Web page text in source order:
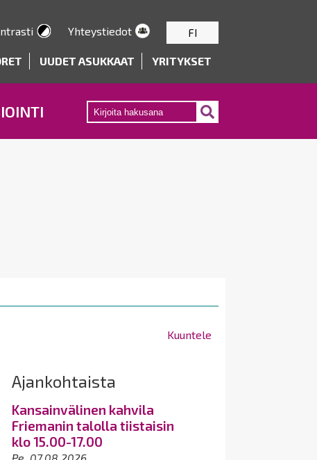
Yhteystiedot FI
UUDET ASUKKAAT YRITYKSET
Kuuntele
Ajankohtaista
Kansainvälinen kahvila
Friemanin talolla tiistaisin
klo 15.00-17.00